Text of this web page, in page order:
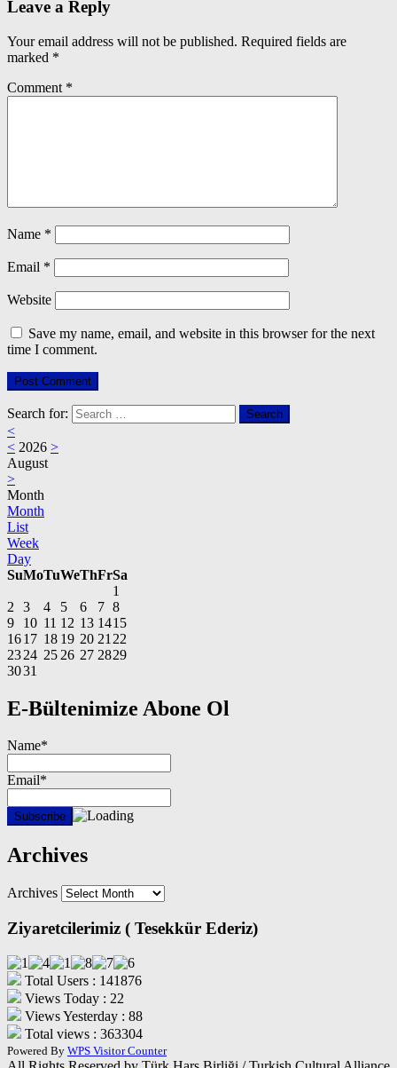
Leave a Reply
Your email address will not be published. Required fields are
marked *
Comment *
Name *
Email *
Website
Save my name, email, and website in this browser for the next
time I comment.
Search for:
<
< 2026 >
August
>
Month
Month
List
Week
Day
SuMoTuWeThFrSa
1
2
3 4 5 6 7 8
9
10 11 12 13 1415
1617 18 19 20 21 22
2324 25 26 27 2829
3031
E-Bültenimize Abone Ol
Name*
Email*
Archives
Archives
Ziyaretcilerimiz ( Tesekkür Ederiz)
Total Users : 141876
Views Today : 22
Views Yesterday : 88
Total views : 363304
Powered By WPS Visitor Counter